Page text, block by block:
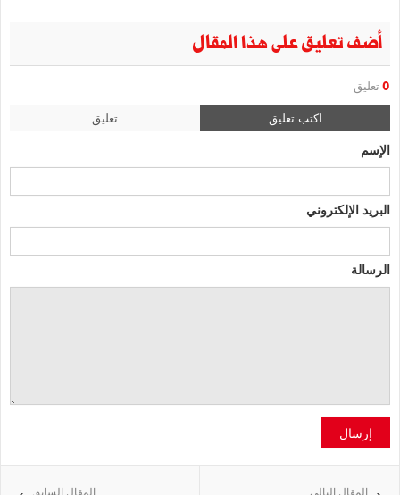
أضف تعليق على هذا المقال
0 تعليق
اكتب تعليق تعليق
الإسم
البريد الإلكتروني
الرسالة
إرسال
المقال السابق المقال التالي